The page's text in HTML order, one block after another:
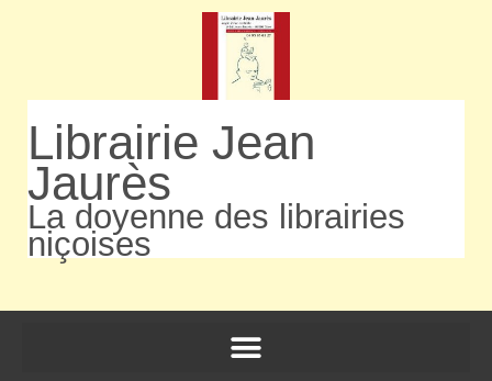
Librairie Jean
Jaurès
La doyenne des librairies
niçoises